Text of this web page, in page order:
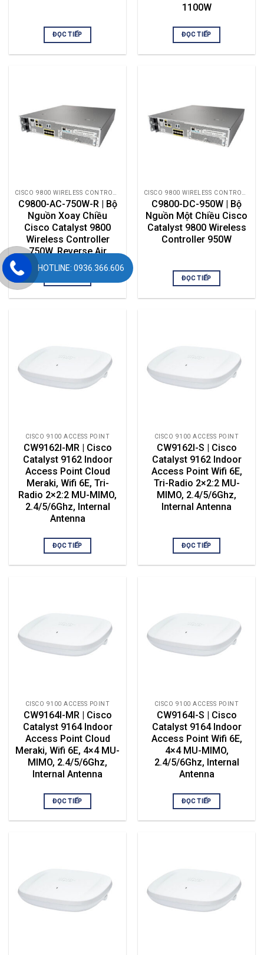
ĐỌC TIẾP
1100W
ĐỌC TIẾP
C9800-AC-750W-R | Bộ
Nguồn Xoay Chiều
Cisco Catalyst 9800
Wireless Controller
750W, Reverse Air
C9800-DC-950W | Bộ
Nguồn Một Chiều Cisco
Catalyst 9800 Wireless
Controller 950W
ĐỌC TIẾP
CISCO 9100 ACCESS POINT
CW9162I-MR | Cisco
Catalyst 9162 Indoor
Access Point Cloud
Meraki, Wifi 6E, Tri-
Radio 2×2:2 MU-MIMO,
2.4/5/6Ghz, Internal
Antenna
ĐỌC TIẾP
CISCO 9100 ACCESS POINT
CW9162I-S | Cisco
Catalyst 9162 Indoor
Access Point Wifi 6E,
Tri-Radio 2×2:2 MU-
MIMO, 2.4/5/6Ghz,
Internal Antenna
ĐỌC TIẾP
CISCO 9100 ACCESS POINT
CW9164I-MR | Cisco
Catalyst 9164 Indoor
Access Point Cloud
Meraki, Wifi 6E, 4×4 MU-
MIMO, 2.4/5/6Ghz,
Internal Antenna
ĐỌC TIẾP
CISCO 9100 ACCESS POINT
CW9164I-S | Cisco
Catalyst 9164 Indoor
Access Point Wifi 6E,
4×4 MU-MIMO,
2.4/5/6Ghz, Internal
Antenna
ĐỌC TIẾP
HOTLINE: 0936.366.606